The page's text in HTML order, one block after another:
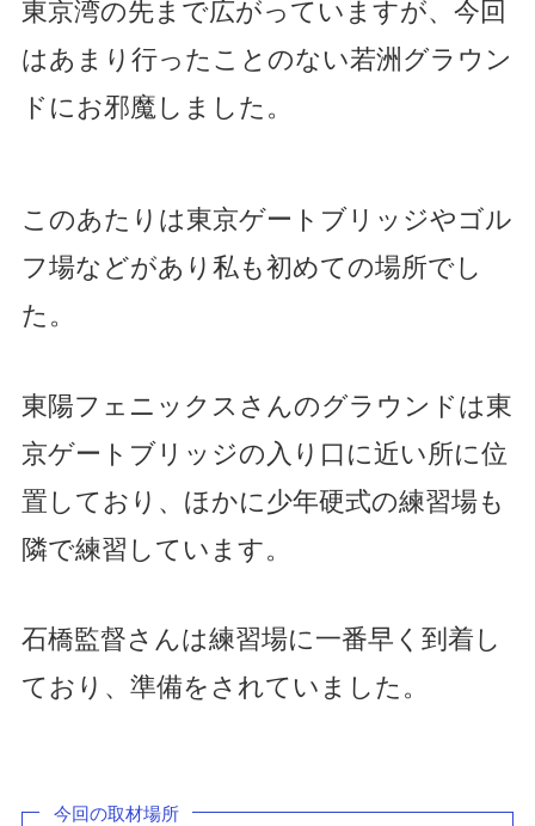
東京湾の先まで広がっていますが、今回
はあまり行ったことのない若洲グラウン
ドにお邪魔しました。
このあたりは東京ゲートブリッジやゴル
フ場などがあり私も初めての場所でし
た。
東陽フェニックスさんのグラウンドは東
京ゲートブリッジの入り口に近い所に位
置しており、ほかに少年硬式の練習場も
隣で練習しています。
石橋監督さんは練習場に一番早く到着し
ており、準備をされていました。
今回の取材場所